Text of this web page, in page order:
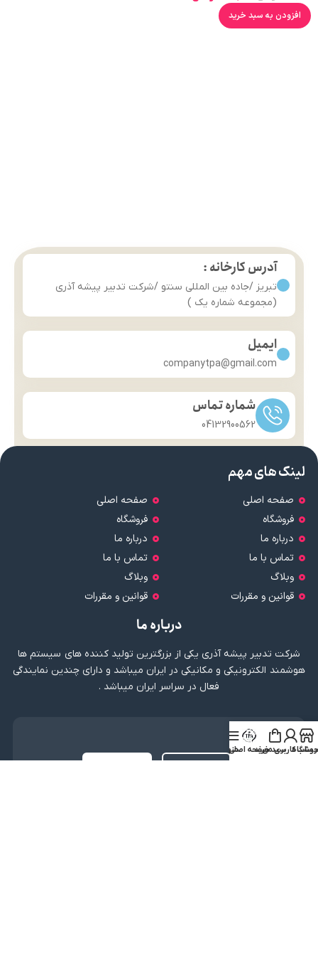
افزودن به سبد خرید
آدرس کارخانه :
تبریز /جاده بین المللی سنتو /شرکت تدبیر پیشه آذری
(مجموعه شماره یک )
ایمیل
companytpa@gmail.com
شماره تماس
04132900562
لینک های مهم
صفحه اصلی
فروشگاه
درباره ما
تماس با ما
وبلاگ
قوانین و مقررات
صفحه اصلی
فروشگاه
درباره ما
تماس با ما
وبلاگ
قوانین و مقررات
درباره ما
شرکت تدبیر پیشه آذری یکی از بزرگترین تولید کننده های سیستم ها
هوشمند الکترونیکی و مکانیکی در ایران میباشد و دارای چندین نمایندگی
فعال در سراسر ایران میباشد .
دریافت اپلیکیشن
حساب کاربری من
سبد خریدصفحه اصلی
منو